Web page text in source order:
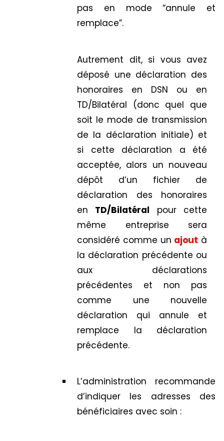
pas en mode “annule et
remplace”.
Autrement dit, si vous avez
déposé une déclaration des
honoraires en DSN ou en
TD/Bilatéral (donc quel que
soit le mode de transmission
de la déclaration initiale) et
si cette déclaration a été
acceptée, alors un nouveau
dépôt d’un fichier de
déclaration des honoraires
en TD/Bilatéral pour cette
même entreprise sera
considéré comme un ajout à
la déclaration précédente ou
aux déclarations
précédentes et non pas
comme une nouvelle
déclaration qui annule et
remplace la déclaration
précédente.
L’administration recommande
d’indiquer les adresses des
bénéficiaires avec soin :